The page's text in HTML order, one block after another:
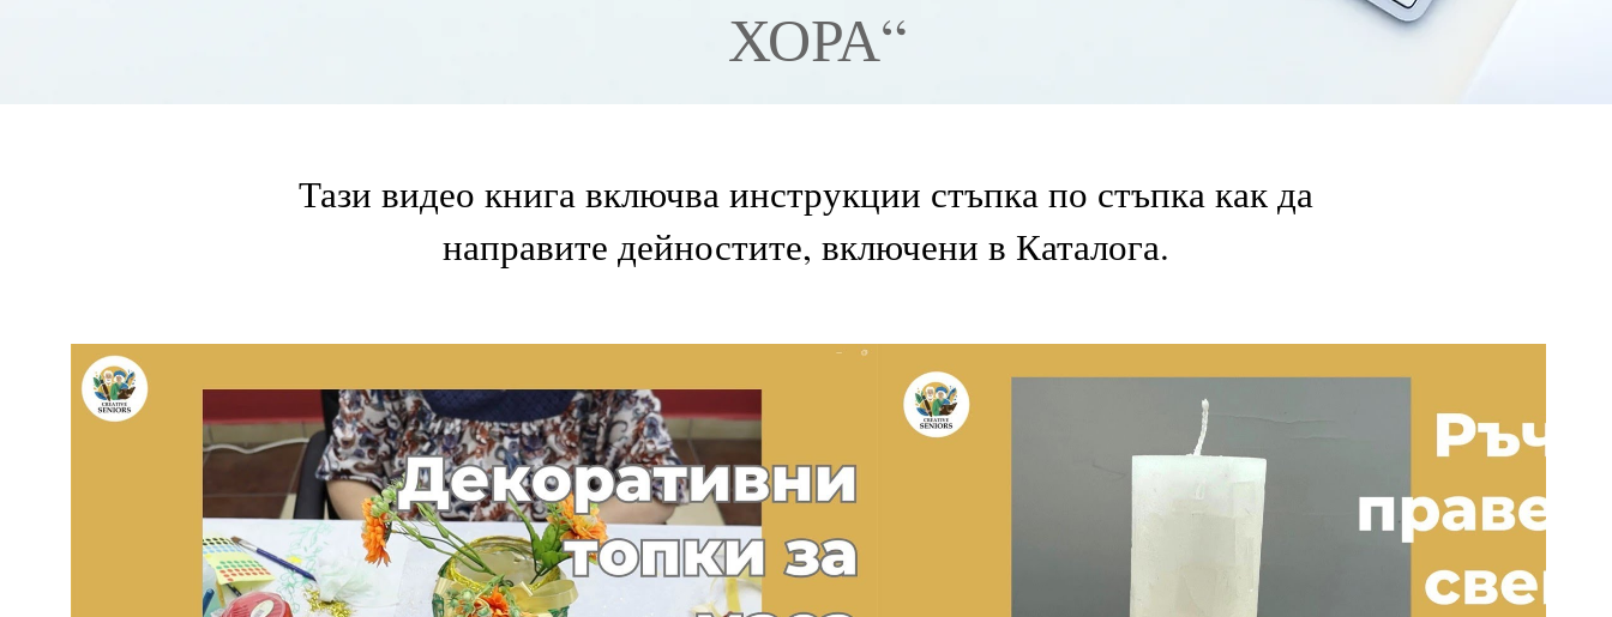
ХОРА“
Тази видео книга включва инструкции стъпка по стъпка как да
направите дейностите, включени в Каталога.
Riproduci Video Riproduci Video